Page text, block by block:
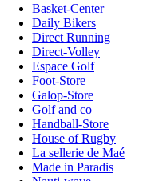
Basket-Center
Daily Bikers
Direct Running
Direct-Volley
Espace Golf
Foot-Store
Galop-Store
Golf and co
Handball-Store
House of Rugby
La sellerie de Maé
Made in Paradis